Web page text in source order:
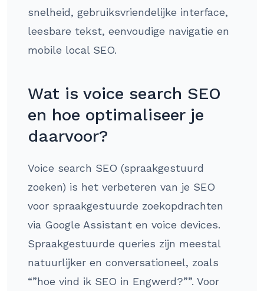
snelheid, gebruiksvriendelijke interface,
leesbare tekst, eenvoudige navigatie en
mobile local SEO.
Wat is voice search SEO
en hoe optimaliseer je
daarvoor?
Voice search SEO (spraakgestuurd
zoeken) is het verbeteren van je SEO
voor spraakgestuurde zoekopdrachten
via Google Assistant en voice devices.
Spraakgestuurde queries zijn meestal
natuurlijker en conversationeel, zoals
“”hoe vind ik SEO in Engwerd?””. Voor